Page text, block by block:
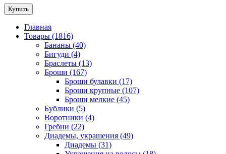
Купить
Главная
Товары (1816)
Бананы (40)
Бигуди (4)
Браслеты (13)
Броши (167)
Броши булавки (17)
Броши крупные (107)
Броши мелкие (45)
Бублики (5)
Воротники (4)
Гребни (22)
Диадемы, украшения (49)
Диадемы (31)